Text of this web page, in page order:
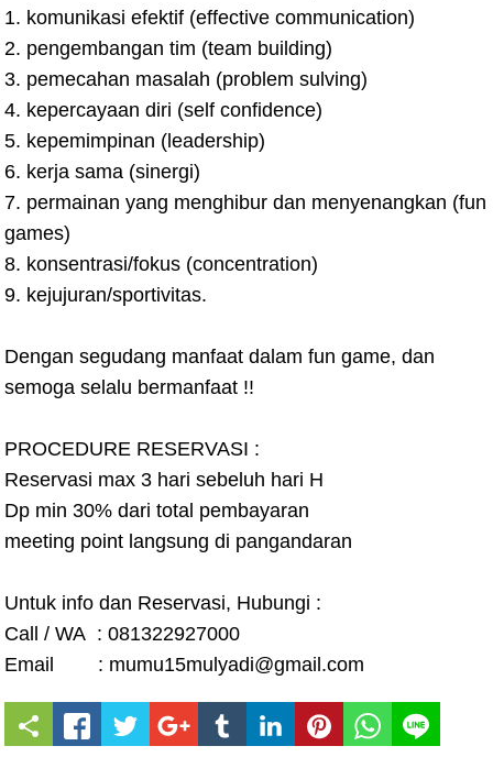
1. komunikasi efektif (effective communication)
2. pengembangan tim (team building)
3. pemecahan masalah (problem sulving)
4. kepercayaan diri (self confidence)
5. kepemimpinan (leadership)
6. kerja sama (sinergi)
7. permainan yang menghibur dan menyenangkan (fun
games)
8. konsentrasi/fokus (concentration)
9. kejujuran/sportivitas.
Dengan segudang manfaat dalam fun game, dan
semoga selalu bermanfaat !!
PROCEDURE RESERVASI :
Reservasi max 3 hari sebeluh hari H
Dp min 30% dari total pembayaran
meeting point langsung di pangandaran
Untuk info dan Reservasi, Hubungi :
Call / WA : 081322927000
Email : mumu15mulyadi@gmail.com
S